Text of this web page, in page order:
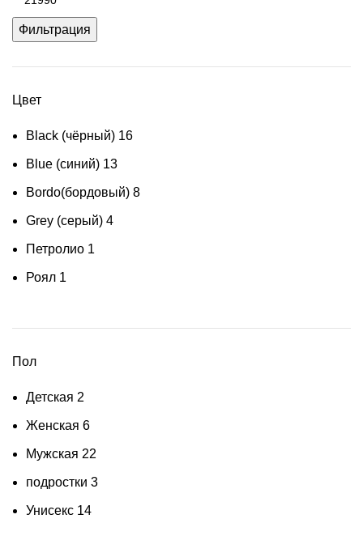
Фильтрация
Цвет
Black (чёрный) 16
Blue (синий) 13
Bordo(бордовый) 8
Grey (серый) 4
Петролио 1
Роял 1
Пол
Детская 2
Женская 6
Мужская 22
подростки 3
Унисекс 14